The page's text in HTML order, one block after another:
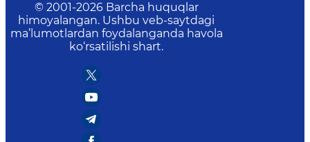
© 2001-2026 Barcha huquqlar
himoyalangan. Ushbu veb-saytdagi
ma’lumotlardan foydalanganda havola
ko‘rsatilishi shart.